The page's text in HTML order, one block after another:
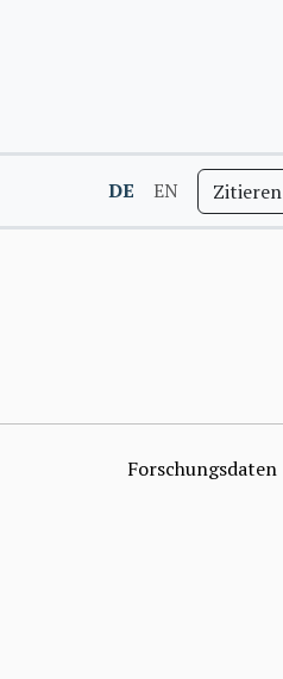
DE EN Zitieren
Forschungsdaten